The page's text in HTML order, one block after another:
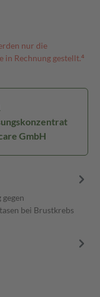
nur die
in Rechnung gestellt.⁴
GmbH
bei Brustkrebs